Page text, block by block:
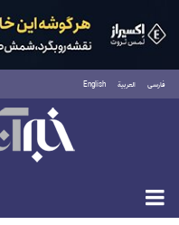
فارسی العربية English
جمعه ۱۶ مرداد ۱۴۰۵